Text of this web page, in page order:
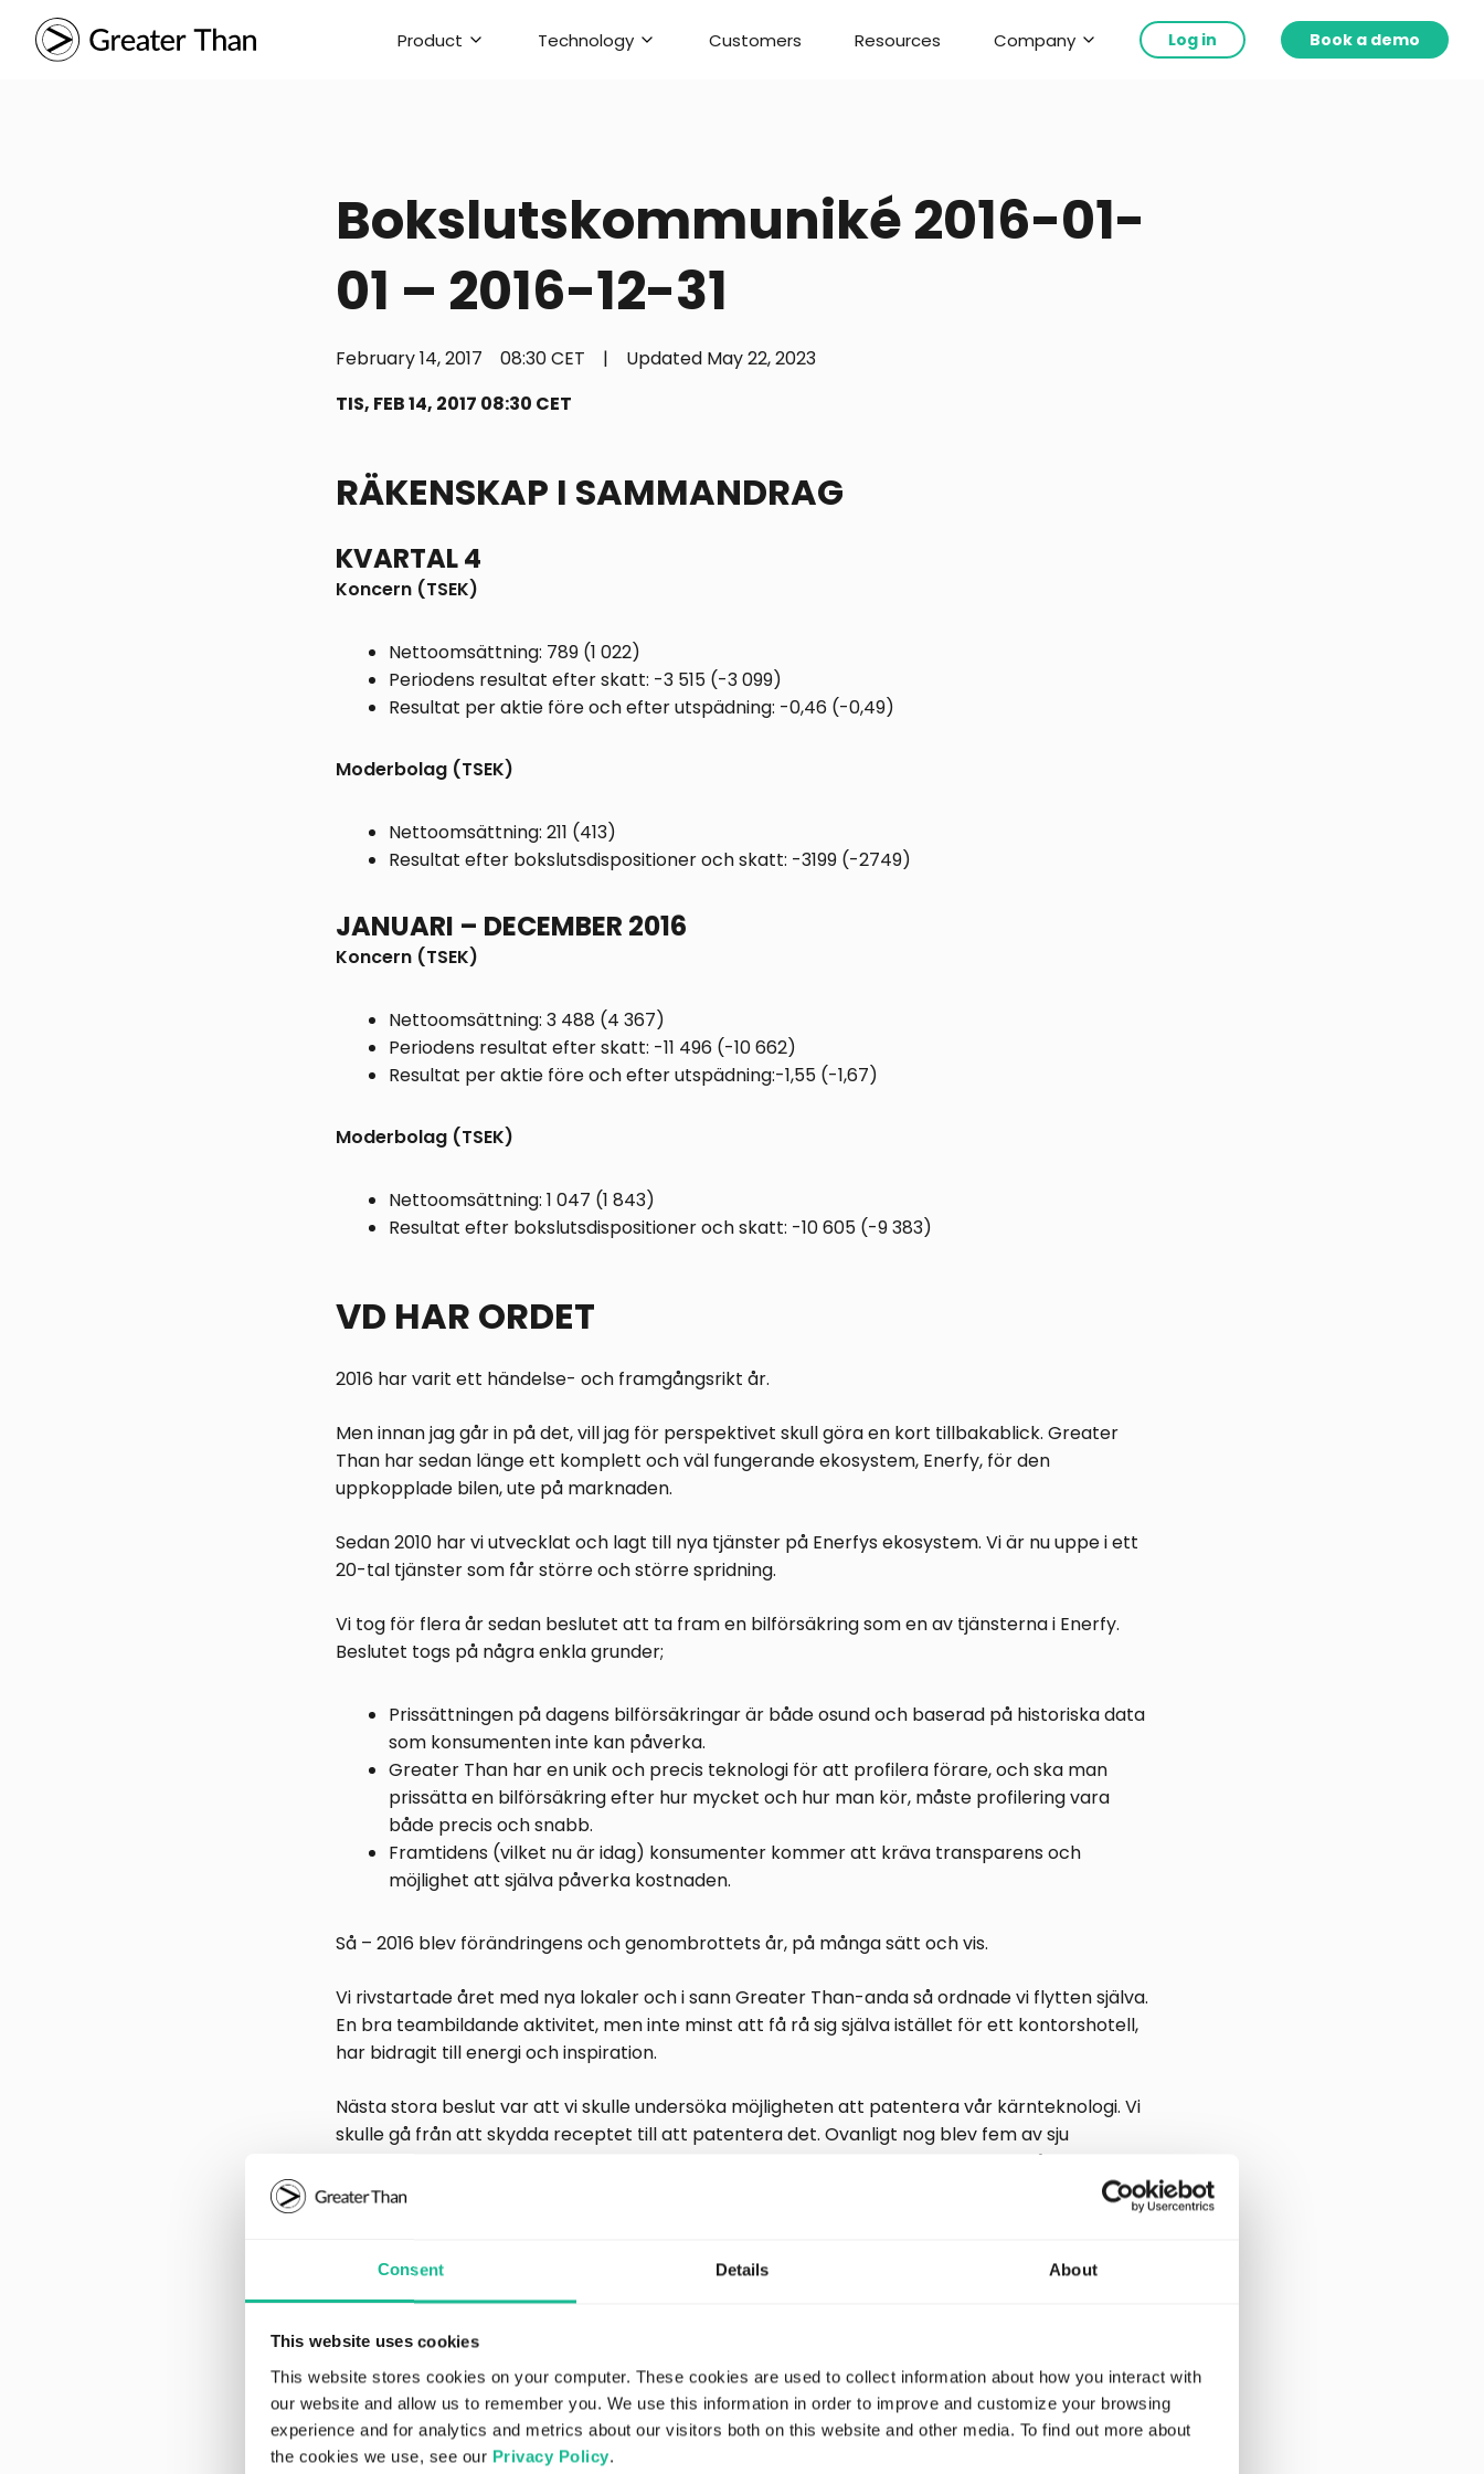
Consent Details About
This website uses cookies
This website stores cookies on your computer. These cookies are used to collect information about how you interact with
our website and allow us to remember you. We use this information in order to improve and customize your browsing
experience and for analytics and metrics about our visitors both on this website and other media. To find out more about
the cookies we use, see our Privacy Policy.
Product Technology Customers Resources Company Log in Book a demo
Bokslutskommuniké 2016-01-
01 – 2016-12-31
February 14, 2017 08:30 CET | Updated May 22, 2023
TIS, FEB 14, 2017 08:30 CET
RÄKENSKAP I SAMMANDRAG
KVARTAL 4
Koncern (TSEK)
Nettoomsättning: 789 (1 022)
Periodens resultat efter skatt: -3 515 (-3 099)
Resultat per aktie före och efter utspädning: -0,46 (-0,49)
Moderbolag (TSEK)
Nettoomsättning: 211 (413)
Resultat efter bokslutsdispositioner och skatt: -3199 (-2749)
JANUARI – DECEMBER 2016
Koncern (TSEK)
Nettoomsättning: 3 488 (4 367)
Periodens resultat efter skatt: -11 496 (-10 662)
Resultat per aktie före och efter utspädning:-1,55 (-1,67)
Moderbolag (TSEK)
Nettoomsättning: 1 047 (1 843)
Resultat efter bokslutsdispositioner och skatt: -10 605 (-9 383)
VD HAR ORDET
2016 har varit ett händelse- och framgångsrikt år.
Men innan jag går in på det, vill jag för perspektivet skull göra en kort tillbakablick. Greater
Than har sedan länge ett komplett och väl fungerande ekosystem, Enerfy, för den
uppkopplade bilen, ute på marknaden.
Sedan 2010 har vi utvecklat och lagt till nya tjänster på Enerfys ekosystem. Vi är nu uppe i ett
20-tal tjänster som får större och större spridning.
Vi tog för flera år sedan beslutet att ta fram en bilförsäkring som en av tjänsterna i Enerfy.
Beslutet togs på några enkla grunder;
Prissättningen på dagens bilförsäkringar är både osund och baserad på historiska data
som konsumenten inte kan påverka.
Greater Than har en unik och precis teknologi för att profilera förare, och ska man
prissätta en bilförsäkring efter hur mycket och hur man kör, måste profilering vara
både precis och snabb.
Framtidens (vilket nu är idag) konsumenter kommer att kräva transparens och
möjlighet att själva påverka kostnaden.
Så – 2016 blev förändringens och genombrottets år, på många sätt och vis.
Vi rivstartade året med nya lokaler och i sann Greater Than-anda så ordnade vi flytten själva.
En bra teambildande aktivitet, men inte minst att få rå sig själva istället för ett kontorshotell,
har bidragit till energi och inspiration.
Nästa stora beslut var att vi skulle undersöka möjligheten att patentera vår kärnteknologi. Vi
skulle gå från att skydda receptet till att patentera det. Ovanligt nog blev fem av sju
patentansökningar godkända direkt, vilket bekräftar att det vi gör är unikt. De två övriga
patenten förväntas bli godkända inom kort. Därefter ska vi besluta vår patentstrategi, ett
Jag är stolt över att vi har fått förnyat förtroende från gamla och nya ägare, som så starkt
yttrade sig i den nyemission vi genomförde under början av året. Dessutom har vi fortsatt
Almi har visat stöd för vår mission och affärsmodell genom ett lån på 4MSEK.
För mig är det av yttersta vikt att samla bästa möjliga team runt bolaget och i det
sammanhanget är jag särskilt stolt över Holmgren Group AB som investerat och blivit näst